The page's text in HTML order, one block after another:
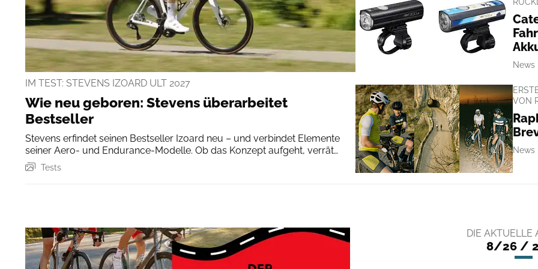
IM TEST: STEVENS IZOARD ULT 2027
Wie neu geboren: Stevens überarbeitet
Bestseller
Stevens erfindet seinen Bestseller Izoard neu – und verbindet Elemente
seiner Aero- und Endurance-Modelle. Ob das Konzept aufgeht, verrät
unser Test.
Tests
News
VON
News
DIE AKTUELLE
8/26 /